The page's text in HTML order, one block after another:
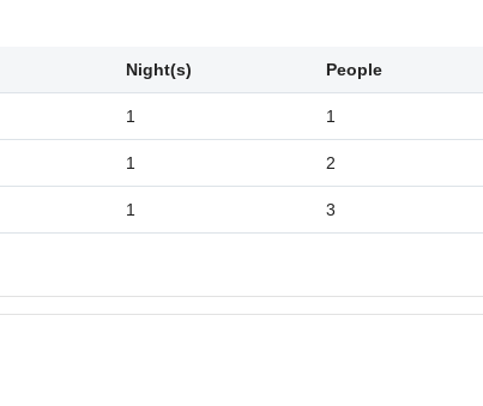
Night(s) People
1 1
1 2
1 3